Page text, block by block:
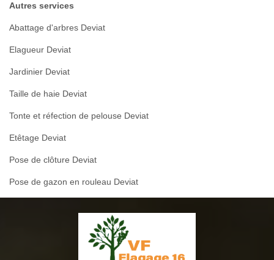
Autres services
Abattage d'arbres Deviat
Elagueur Deviat
Jardinier Deviat
Taille de haie Deviat
Tonte et réfection de pelouse Deviat
Etêtage Deviat
Pose de clôture Deviat
Pose de gazon en rouleau Deviat